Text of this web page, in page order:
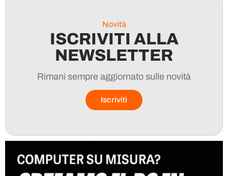
Novità
ISCRIVITI ALLA
NEWSLETTER
Rimani sempre aggiornato sulle novità
Iscriviti